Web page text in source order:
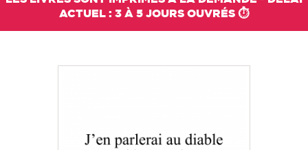
ACTUEL : 3 À 5 JOURS OUVRÉS ⏱️